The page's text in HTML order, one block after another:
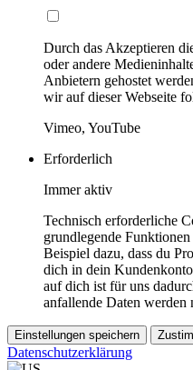
Durch das Akzeptieren
oder andere
Anbietern gehostet
wir auf dieser Webseite
Vimeo, YouTube
Erforderlich
Immer aktiv
Technisch erforderliche
grundlegende
Beispiel dazu, dass du
dich in dein
auf dich ist für uns
anfallende Daten werden
Einstellungen speichern
Datenschutzerklärung